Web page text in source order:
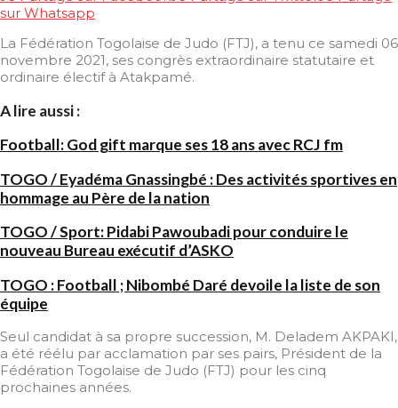
sur Whatsapp
La Fédération Togolaise de Judo (FTJ), a tenu ce samedi 06
novembre 2021, ses congrès extraordinaire statutaire et
ordinaire électif à Atakpamé.
A lire aussi :
Football: God gift marque ses 18 ans avec RCJ fm
TOGO / Eyadéma Gnassingbé : Des activités sportives en
hommage au Père de la nation
TOGO / Sport: Pidabi Pawoubadi pour conduire le
nouveau Bureau exécutif d’ASKO
TOGO : Football ; Nibombé Daré devoile la liste de son
équipe
Seul candidat à sa propre succession, M. Deladem AKPAKI,
a été réélu par acclamation par ses pairs, Président de la
Fédération Togolaise de Judo (FTJ) pour les cinq
prochaines années.